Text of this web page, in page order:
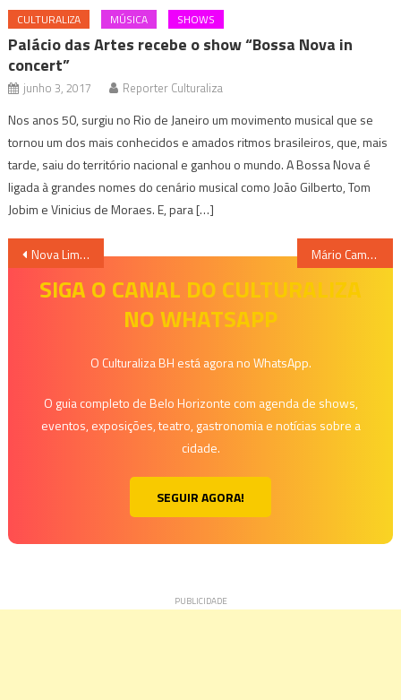
CULTURALIZA MÚSICA SHOWS
Palácio das Artes recebe o show “Bossa Nova in
concert”
junho 3, 2017 Reporter Culturaliza
Nos anos 50, surgiu no Rio de Janeiro um movimento musical que se
tornou um dos mais conhecidos e amados ritmos brasileiros, que, mais
tarde, saiu do território nacional e ganhou o mundo. A Bossa Nova é
ligada à grandes nomes do cenário musical como João Gilberto, Tom
Jobim e Vinicius de Moraes. E, para […]
Navegação
Nova Lima inaugura hoje o “Natal Para Todos” Mário Campos sedia o “Natal Cultural” com apresentação do Coral Luzia Boamorte
SIGA O CANAL DO CULTURALIZA
NO WHATSAPP
O Culturaliza BH está agora no WhatsApp.
O guia completo de Belo Horizonte com agenda de shows,
eventos, exposições, teatro, gastronomia e notícias sobre a
cidade.
SEGUIR AGORA!